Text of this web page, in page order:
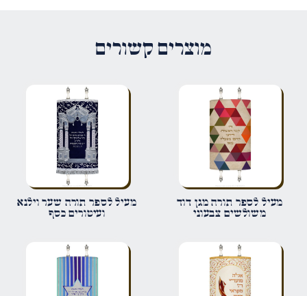
האימייל לא יוצג באתר.שדות החובה מסומנים*
הביקורת שלך*
שם*
*
מוצרים קשורים
מעיל לספר תורה מגן דוד
משולשים צבעוני
מעיל לספר תורה שער וילנא
ועיטורים כסף